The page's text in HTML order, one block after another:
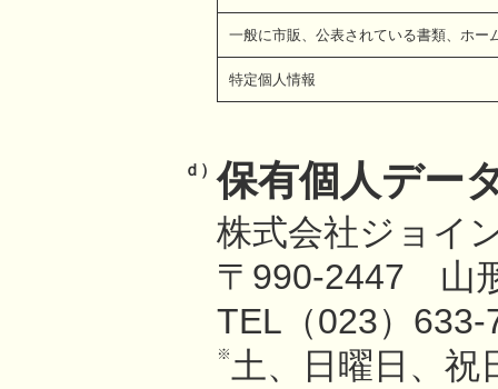
一般に市販、公表されている書類、ホー
特定個人情報
ｄ） 保有個人デー
株式会社ジョイ
〒990-2447 山
TEL（023）
※ 土、日曜日、